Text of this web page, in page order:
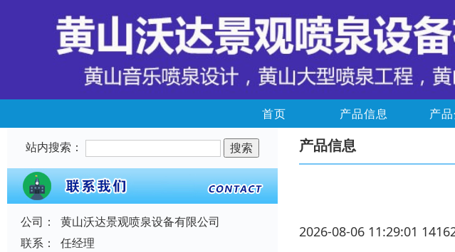
首页 产品信息 产
站内搜索：
公司：
黄山沃达景观喷泉设备有限公司
联系：
任经理
产品信息
2026-08-06 11:29:01